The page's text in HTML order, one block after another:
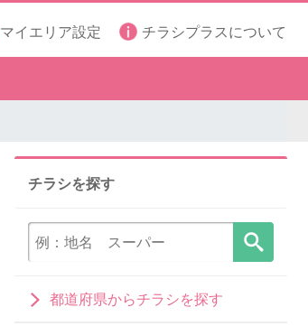
マイエリア設定 チラシプラスについて
チラシを探す
都道府県からチラシを探す